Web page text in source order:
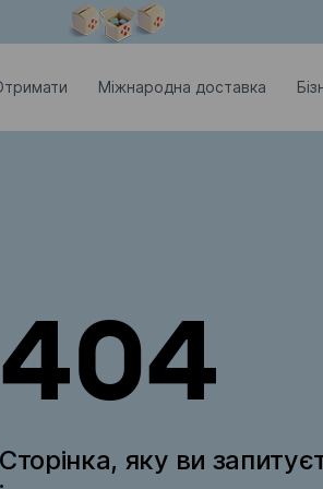
Міжнародна доставка
404
Сторінка, яку ви